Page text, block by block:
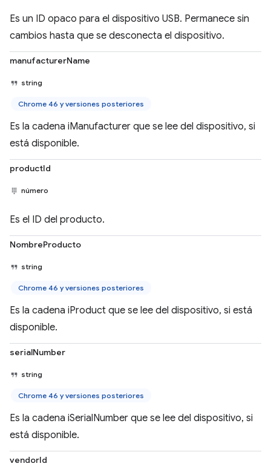
Es un ID opaco para el dispositivo USB. Permanece sin
cambios hasta que se desconecta el dispositivo.
manufacturerName
string
Chrome 46 y versiones posteriores
Es la cadena iManufacturer que se lee del dispositivo, si
está disponible.
productId
número
Es el ID del producto.
NombreProducto
string
Chrome 46 y versiones posteriores
Es la cadena iProduct que se lee del dispositivo, si está
disponible.
serialNumber
string
Chrome 46 y versiones posteriores
Es la cadena iSerialNumber que se lee del dispositivo, si
está disponible.
vendorId